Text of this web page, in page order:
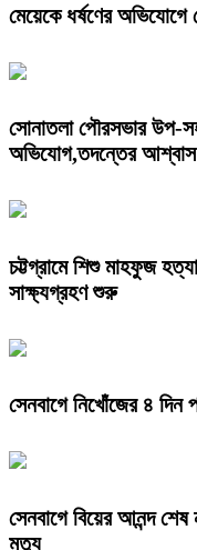
মেয়েকে ধর্ষণের অভিযোগে
সোনাতলা পৌরসভার উপ-
অভিযোগ,তদন্তের আশ্বাস
চট্টগ্রামে শিশু মাহফুজ
সাক্ষ্যগ্রহণ শুরু
সেনবাগে নিখোঁজের ৪ দিন
সেনবাগে বিয়ের আনন্দ
মৃত্যু